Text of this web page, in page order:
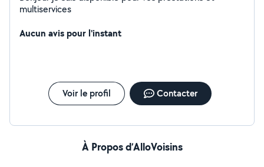
multiservices
Aucun avis pour l'instant
Voir le profil Contacter
À Propos d’AlloVoisins